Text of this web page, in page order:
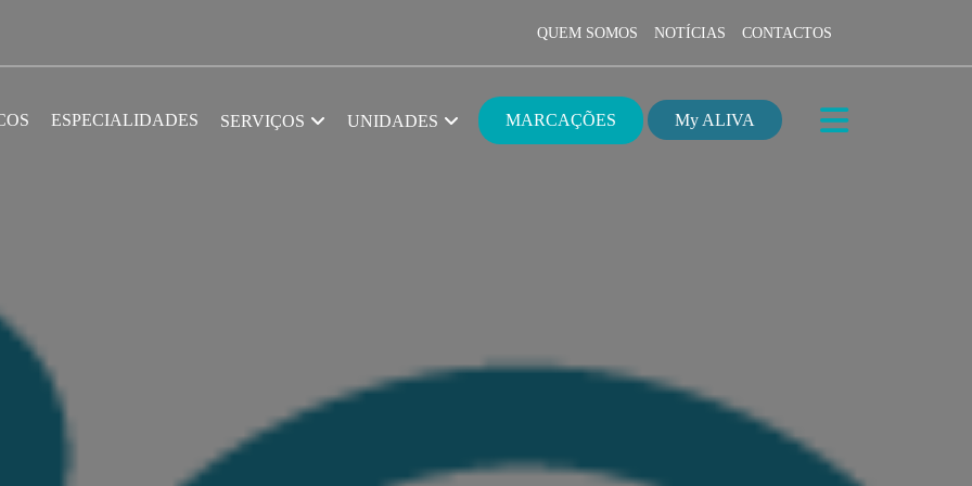
QUEM SOMOS NOTÍCIAS CONTACTOS
ESPECIALIDADES SERVIÇOS UNIDADES MARCAÇÕES My ALIVA